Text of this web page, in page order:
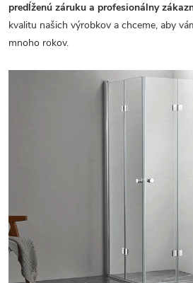
predĺženú záruku a profesionálny
kvalitu našich výrobkov a chceme, aby
mnoho rokov.